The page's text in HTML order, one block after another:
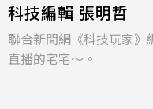
科技編輯 張明哲
聯合新聞網《科技玩家》
直播的宅宅～。